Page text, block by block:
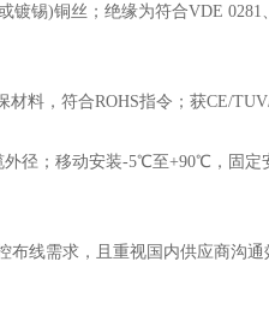
锡)铜丝；绝缘为符合VDE 0281
，符合ROHS指令；获CE/TUV/
径；移动安装-5℃至+90℃，固定
需求，且重视国内供应商沟通